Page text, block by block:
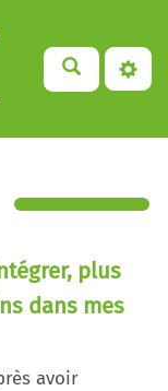
plus
dans mes
avoir